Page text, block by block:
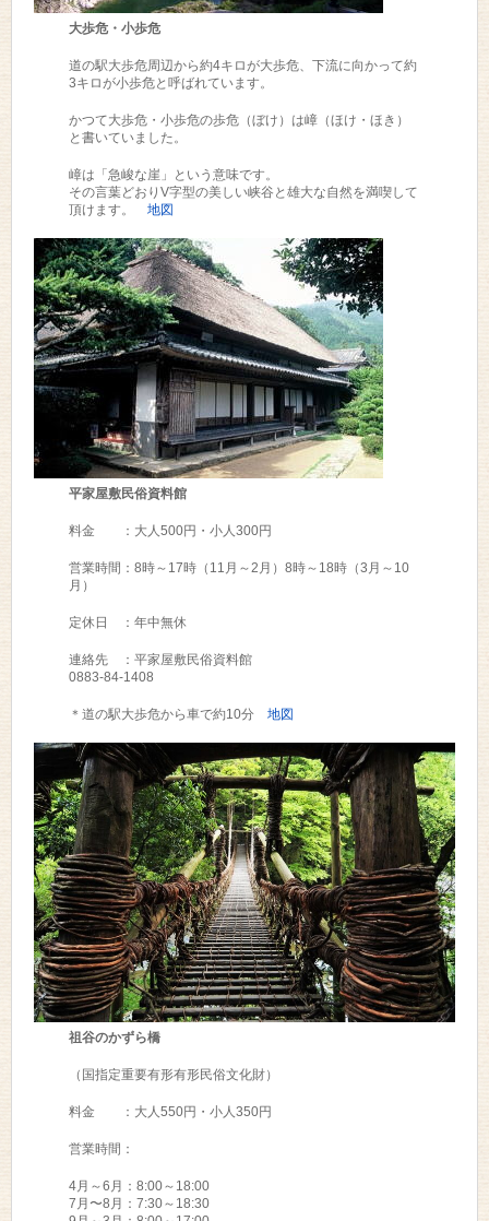
大歩危・小歩危
道の駅大歩危周辺から約4キロが大歩危、下流に向かって約
3キロが小歩危と呼ばれています。
かつて大歩危・小歩危の歩危（ぼけ）は嶂（ほけ・ほき）
と書いていました。
嶂は「急峻な崖」という意味です。
その言葉どおりV字型の美しい峡谷と雄大な自然を満喫して
頂けます。地図
平家屋敷民俗資料館
料金 ：大人500円・小人300円
営業時間：8時～17時（11月～2月）8時～18時（3月～10
月）
定休日 ：年中無休
連絡先 ：平家屋敷民俗資料館
0883-84-1408
＊道の駅大歩危から車で約10分地図
祖谷のかずら橋
（国指定重要有形有形民俗文化財）
料金 ：大人550円・小人350円
営業時間：
4月～6月：8:00～18:00
7月〜8月：7:30～18:30